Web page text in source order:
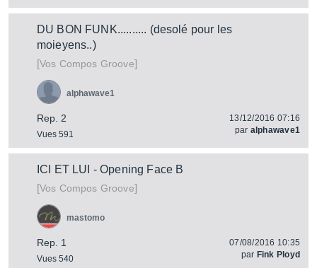
DU BON FUNK.......... (desolé pour les
moieyens..)
[Vos Compos Groove]
Rep. 2
Vues 591
alphawave1
13/12/2016 07:16
par alphawave1
ICI ET LUI - Opening Face B
[Vos Compos Groove]
Rep. 1
Vues 540
mastomo
07/08/2016 10:35
par Fink Ployd